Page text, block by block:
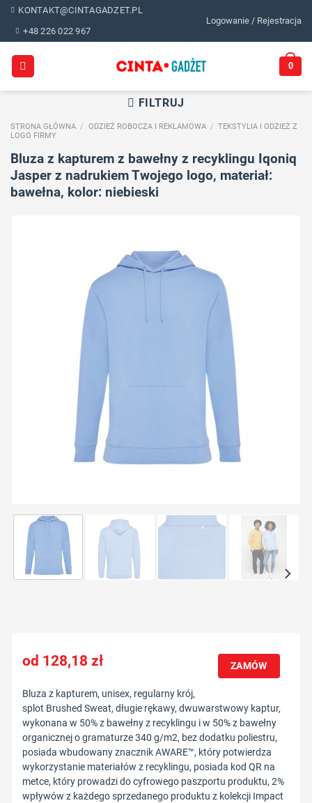
Skip
content
KONTAKT@CINTAGADZET.PL
+48 226 022 967
Logowanie / Rejestracja
0
FILTRUJ
STRONA GŁÓWNA / ODZIEŻ ROBOCZA I REKLAMOWA / TEKSTYLIA I ODZIEŻ Z
LOGO FIRMY
Bluza z kapturem z bawełny z recyklingu Iqoniq
Jasper z nadrukiem Twojego logo, materiał:
bawełna, kolor: niebieski
128,18zł ZAMÓW
Bluza z kapturem, unisex, regularny krój,
splot Brushed Sweat, długie rękawy, dwuwarstwowy kaptur,
wykonana w 50% z bawełny z recyklingu i w 50% z bawełny
organicznej o gramaturze 340 g/m2, bez dodatku poliestru,
posiada wbudowany znacznik AWARE™, który potwierdza
wykorzystanie materiałów z recyklingu, posiada kod QR na
metce, który prowadzi do cyfrowego paszportu produktu, 2%
wpływów z każdego sprzedanego produktu z kolekcji Impact